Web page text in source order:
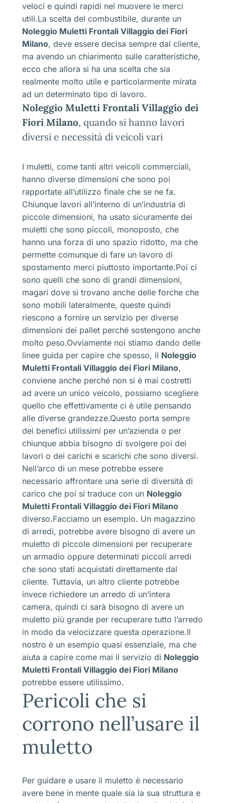
veloci e quindi rapidi nel muovere le merci
utili.La scelta del combustibile, durante un
Noleggio Muletti Frontali Villaggio dei Fiori
Milano, deve essere decisa sempre dal cliente,
ma avendo un chiarimento sulle caratteristiche,
ecco che allora si ha una scelta che sia
realmente molto utile e particolarmente mirata
ad un determinato tipo di lavoro.
Noleggio Muletti Frontali Villaggio dei
Fiori Milano, quando si hanno lavori
diversi e necessità di veicoli vari
I muletti, come tanti altri veicoli commerciali,
hanno diverse dimensioni che sono poi
rapportate all’utilizzo finale che se ne fa.
Chiunque lavori all’interno di un’industria di
piccole dimensioni, ha usato sicuramente dei
muletti che sono piccoli, monoposto, che
hanno una forza di uno spazio ridotto, ma che
permette comunque di fare un lavoro di
spostamento merci piuttosto importante.Poi ci
sono quelli che sono di grandi dimensioni,
magari dove si trovano anche delle forche che
sono mobili lateralmente, queste quindi
riescono a fornire un servizio per diverse
dimensioni dei pallet perché sostengono anche
molto peso.Ovviamente noi stiamo dando delle
linee guida per capire che spesso, il Noleggio
Muletti Frontali Villaggio dei Fiori Milano,
conviene anche perché non si è mai costretti
ad avere un unico veicolo, possiamo scegliere
quello che effettivamente ci è utile pensando
alle diverse grandezze.Questo porta sempre
dei benefici utilissimi per un’azienda o per
chiunque abbia bisogno di svolgere poi dei
lavori o dei carichi e scarichi che sono diversi.
Nell’arco di un mese potrebbe essere
necessario affrontare una serie di diversità di
carico che poi si traduce con un Noleggio
Muletti Frontali Villaggio dei Fiori Milano
diverso.Facciamo un esempio. Un magazzino
di arredi, potrebbe avere bisogno di avere un
muletto di piccole dimensioni per recuperare
un armadio oppure determinati piccoli arredi
che sono stati acquistati direttamente dal
cliente. Tuttavia, un altro cliente potrebbe
invece richiedere un arredo di un’intera
camera, quindi ci sarà bisogno di avere un
muletto più grande per recuperare tutto l’arredo
in modo da velocizzare questa operazione.Il
nostro è un esempio quasi essenziale, ma che
aiuta a capire come mai il servizio di Noleggio
Muletti Frontali Villaggio dei Fiori Milano
potrebbe essere utilissimo.
Pericoli che si
corrono nell’usare il
muletto
Per guidare e usare il muletto è necessario
avere bene in mente quale sia la sua struttura e